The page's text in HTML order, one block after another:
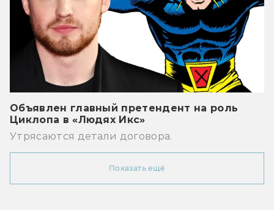
Объявлен главный претендент на роль
Циклопа в «Людях Икс»
Утрясаются детали договора.
Показать ещё